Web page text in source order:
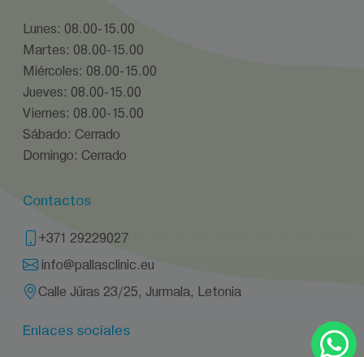
Lunes: 08.00-15.00
Martes: 08.00-15.00
Miércoles: 08.00-15.00
Jueves: 08.00-15.00
Viernes: 08.00-15.00
Sábado: Cerrado
Domingo: Cerrado
Contactos
+371 29229027
info@pallasclinic.eu
Calle Jūras 23/25, Jurmala, Letonia
Enlaces sociales